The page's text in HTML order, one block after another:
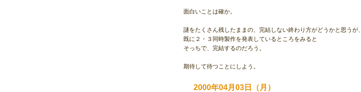
面白いことは確か。
謎をたくさん残したままの、完結しない終わり方がどうかと思うが、
既に２・３同時製作を発表しているところをみると
そっちで、完結するのだろう。
期待して待つことにしよう。
2000年04月03日（月）